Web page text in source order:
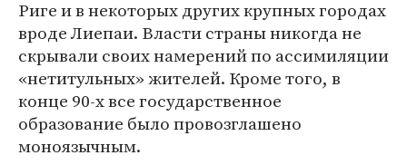
Риге и в некоторых других крупных городах
вроде Лиепаи. Власти страны никогда не
скрывали своих намерений по ассимиляции
«нетитульных» жителей. Кроме того, в
конце 90-х все государственное
образование было провозглашено
моноязычным.